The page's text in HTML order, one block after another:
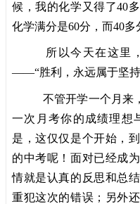
候，我的化学又得了40
化学满分是60分，而40多
所以今天在这里
——“胜利，永远属于坚
不管开学一个月来
一次月考你的成绩理想
是，这仅仅是个开始，
的中考呢！面对已经成
情就是认真的反思和总
重犯这次的错误；另外